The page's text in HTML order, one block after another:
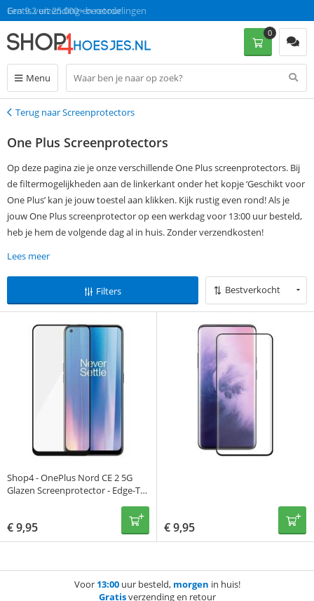
Gratis verzending en retour
Een 9.2 uit 25.000+ beoordelingen
Menu
0
Terug
Terug naar Screenprotectors
One Plus Screenprotectors
Op deze pagina zie je onze verschillende One Plus screenprotectors. Bij
de filtermogelijkheden aan de linkerkant onder het kopje ‘Geschikt voor
One Plus’ kan je jouw toestel aan klikken. Kijk rustig even rond! Als je
jouw One Plus screenprotector op een werkdag voor 13:00 uur besteld,
heb je hem de volgende dag al in huis. Zonder verzendkosten!
Lees meer
Filters Bestverkocht
Shop4 - OnePlus Nord CE 2 5G
Glazen Screenprotector - Edge-To-
€9,95 €9,95
Voor 13:00uur besteld, morgen in huis!
Gratisverzending en retour